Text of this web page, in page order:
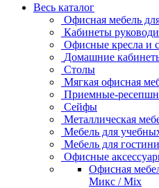
Весь каталог
Офисная мебель
Кабинеты
Офисные кресла и
Домашние
Столы
Мягкая офисная
Приемные-ресепшн
Сейфы
Металлическая
Мебель для
Мебель для
Офисные
Офисная
Микс / Mix